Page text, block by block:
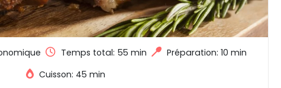
Temps total: 55 min
Préparation: 10 min
Cuisson: 45 min